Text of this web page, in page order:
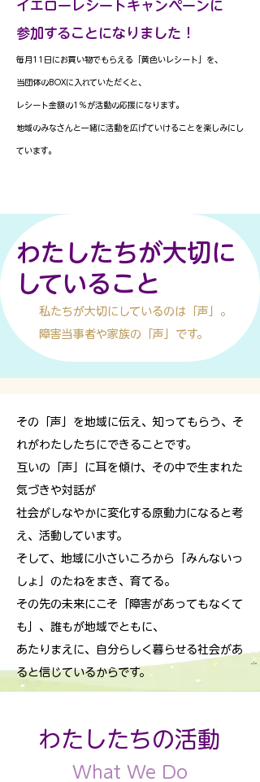
イエローレシートキャンペーンに
参加することになりました！
毎月11日にお買い物でもらえる「黄色いレシート」を、
当団体のBOXに入れていただくと、
レシート金額の1％が活動の応援になります。
地域のみなさんと一緒に活動を広げていけることを楽しみにし
ています。
わたしたちが大切に
していること
私たちが大切にしているのは「声」。
障害当事者や家族の「声」です。
​その「声」を地域に伝え、知ってもらう、そ
れがわたしたちにできることです。
互いの「声」に耳を傾け、その中で生まれた
気づきや対話が
社会がしなやかに変化する原動力になると考
え、活動しています。
そして、地域に小さいころから「みんないっ
しょ」のたねをまき、育てる。
その先の未来にこそ「障害があってもなくて
も」、誰もが地域でともに、
あたりまえに、自分らしく暮らせる社会があ
ると信じているからです。
​わたしたちの活動
What We Do